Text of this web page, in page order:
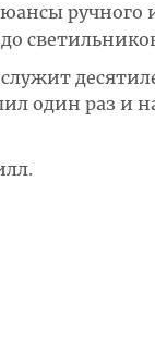
ручного
один раз и